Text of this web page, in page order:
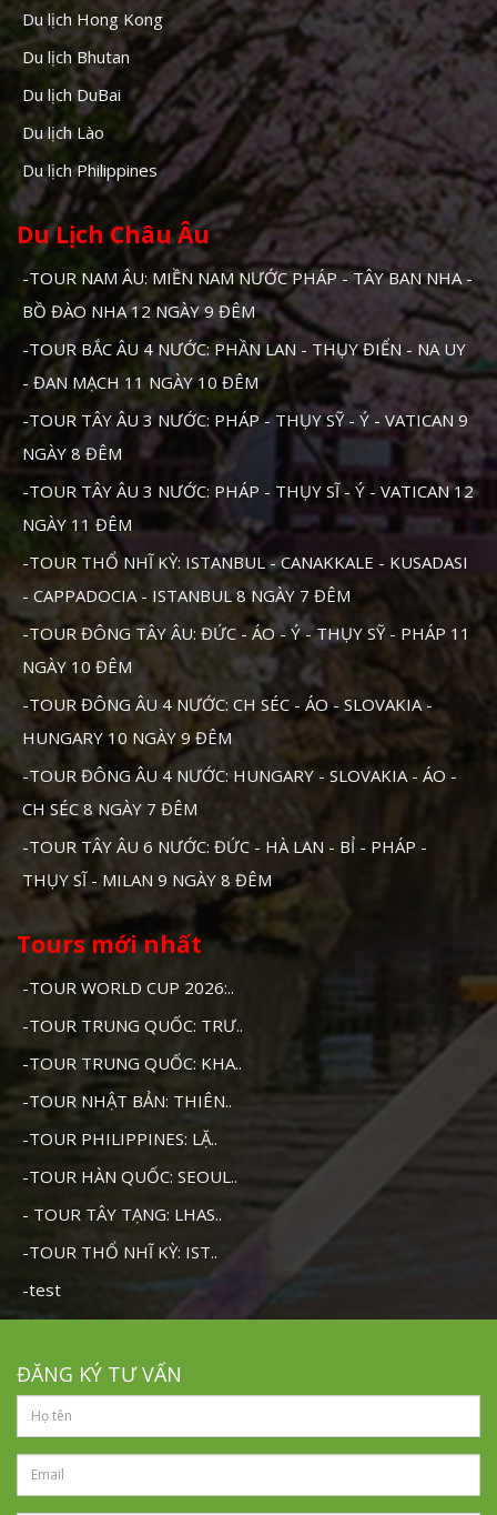
Du lịch Hong Kong
Du lịch Bhutan
Du lịch DuBai
Du lịch Lào
Du lịch Philippines
Du Lịch Châu Âu
-TOUR NAM ÂU: MIỀN NAM NƯỚC PHÁP - TÂY BAN NHA -
BỒ ĐÀO NHA 12 NGÀY 9 ĐÊM
-TOUR BẮC ÂU 4 NƯỚC: PHẦN LAN - THỤY ĐIỂN - NA UY
- ĐAN MẠCH 11 NGÀY 10 ĐÊM
-TOUR TÂY ÂU 3 NƯỚC: PHÁP - THỤY SỸ - Ý - VATICAN 9
NGÀY 8 ĐÊM
-TOUR TÂY ÂU 3 NƯỚC: PHÁP - THỤY SĨ - Ý - VATICAN 12
NGÀY 11 ĐÊM
-TOUR THỔ NHĨ KỲ: ISTANBUL - CANAKKALE - KUSADASI
- CAPPADOCIA - ISTANBUL 8 NGÀY 7 ĐÊM
-TOUR ĐÔNG TÂY ÂU: ĐỨC - ÁO - Ý - THỤY SỸ - PHÁP 11
NGÀY 10 ĐÊM
-TOUR ĐÔNG ÂU 4 NƯỚC: CH SÉC - ÁO - SLOVAKIA -
HUNGARY 10 NGÀY 9 ĐÊM
-TOUR ĐÔNG ÂU 4 NƯỚC: HUNGARY - SLOVAKIA - ÁO -
CH SÉC 8 NGÀY 7 ĐÊM
-TOUR TÂY ÂU 6 NƯỚC: ĐỨC - HÀ LAN - BỈ - PHÁP -
THỤY SĨ - MILAN 9 NGÀY 8 ĐÊM
Tours mới nhất
-TOUR WORLD CUP 2026:..
-TOUR TRUNG QUỐC: TRƯ..
-TOUR TRUNG QUỐC: KHA..
-TOUR NHẬT BẢN: THIÊN..
-TOUR PHILIPPINES: LẶ..
-TOUR HÀN QUỐC: SEOUL..
- TOUR TÂY TẠNG: LHAS..
-TOUR THỔ NHĨ KỲ: IST..
-test
ĐĂNG KÝ TƯ VẤN